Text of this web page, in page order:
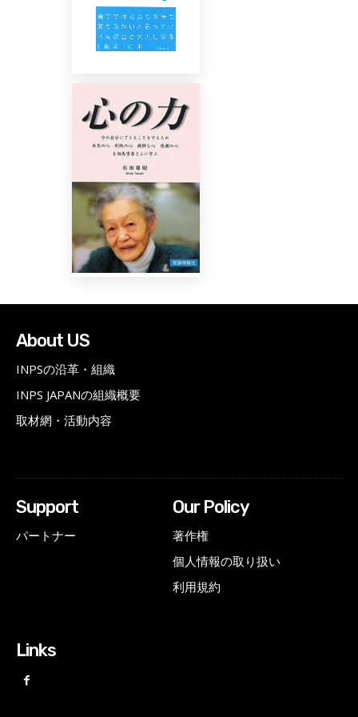
About US
INPSの沿革・組織
INPS JAPANの組織概要
取材網・活動内容
Support
パートナー
Our Policy
著作権
個人情報の取り扱い
利用規約
Links